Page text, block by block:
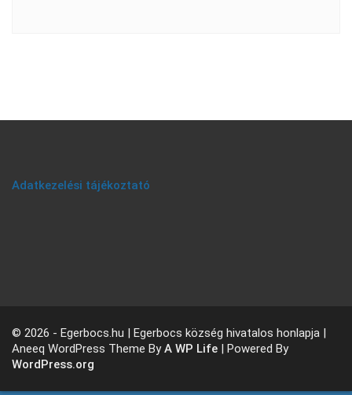
Adatkezelési tájékoztató
© 2026 - Egerbocs.hu | Egerbocs község hivatalos honlapja |
Aneeq WordPress Theme ByA WP Life | Powered By
WordPress.org